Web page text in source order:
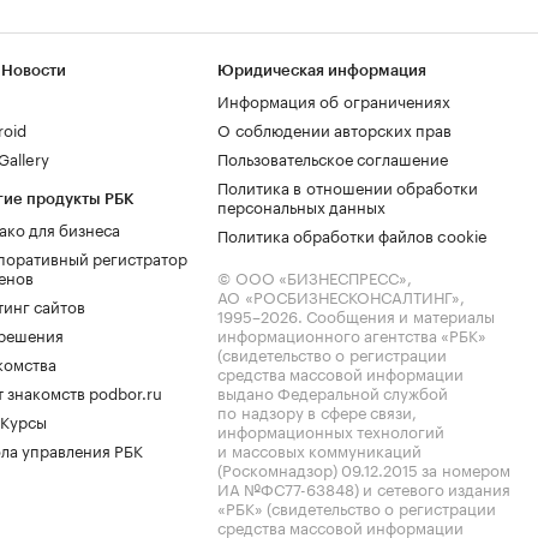
продукты РБК
для бизнеса
регистратор
сайтов
знакомств podbor.ru
управления РБК
Юридическая информация
Информация об ограничениях
О соблюдении авторских прав
Пользовательское соглашение
Политика в отношении обработки
персональных данных
Политика обработки файлов cookie
© ООО «БИЗНЕСПРЕСС»,
АО «РОСБИЗНЕСКОНСАЛТИНГ»,
1995–2026. Сообщения и материалы
информационного агентства «РБК»
(свидетельство о регистрации
средства массовой информации
выдано Федеральной службой
по надзору в сфере связи,
информационных технологий
и массовых коммуникаций
(Роскомнадзор) 09.12.2015 за номером
ИА №ФС77-63848) и сетевого издания
«РБК» (свидетельство о регистрации
средства массовой информации